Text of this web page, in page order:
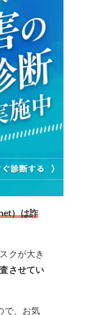
）は詐
クが大き
させてい
で、お気